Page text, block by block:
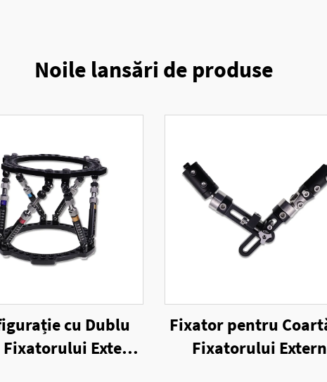
Noile lansări de produse
cu Dublu
Fixatorului Extern
Fixator pentru
Fixatorului Extern